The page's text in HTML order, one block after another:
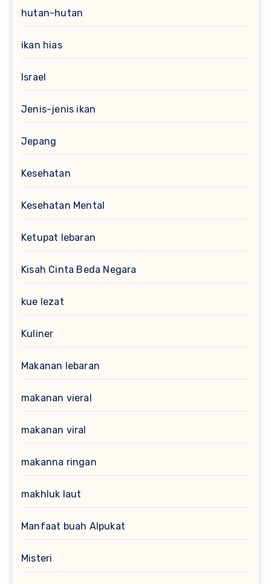
hutan-hutan
ikan hias
Israel
Jenis-jenis ikan
Jepang
Kesehatan
Kesehatan Mental
Ketupat lebaran
Kisah Cinta Beda Negara
kue lezat
Kuliner
Makanan lebaran
makanan vieral
makanan viral
makanna ringan
makhluk laut
Manfaat buah Alpukat
Misteri